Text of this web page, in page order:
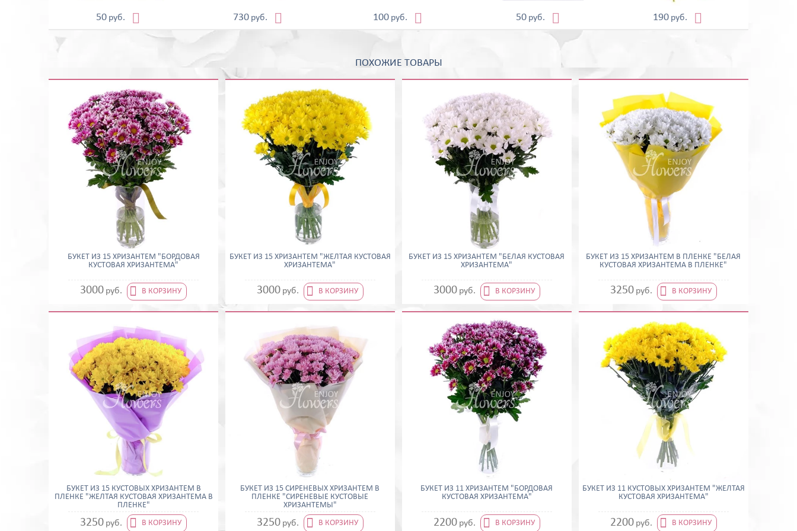
50 руб.  730 руб.  100 руб.  50 руб.  190 руб. 
ПОХОЖИЕ ТОВАРЫ
БУКЕТ ИЗ 15 ХРИЗАНТЕМ "БОРДОВАЯ
КУСТОВАЯ ХРИЗАНТЕМА"
3000 руб.  В КОРЗИНУ
БУКЕТ ИЗ 15 ХРИЗАНТЕМ "ЖЕЛТАЯ КУСТОВАЯ
ХРИЗАНТЕМА"
3000 руб.  В КОРЗИНУ
БУКЕТ ИЗ 15 ХРИЗАНТЕМ "БЕЛАЯ КУСТОВАЯ
ХРИЗАНТЕМА"
3000 руб.  В КОРЗИНУ
БУКЕТ ИЗ 15 ХРИЗАНТЕМ В ПЛЕНКЕ "БЕЛАЯ
КУСТОВАЯ ХРИЗАНТЕМА В ПЛЕНКЕ"
3250 руб.  В КОРЗИНУ
БУКЕТ ИЗ 15 КУСТОВЫХ ХРИЗАНТЕМ В
ПЛЕНКЕ "ЖЕЛТАЯ КУСТОВАЯ ХРИЗАНТЕМА В
ПЛЕНКЕ"
3250 руб.  В КОРЗИНУ
БУКЕТ ИЗ 15 СИРЕНЕВЫХ ХРИЗАНТЕМ В
ПЛЕНКЕ "СИРЕНЕВЫЕ КУСТОВЫЕ
ХРИЗАНТЕМЫ"
3250 руб.  В КОРЗИНУ
БУКЕТ ИЗ 11 ХРИЗАНТЕМ "БОРДОВАЯ
КУСТОВАЯ ХРИЗАНТЕМА"
2200 руб.  В КОРЗИНУ
БУКЕТ ИЗ 11 КУСТОВЫХ ХРИЗАНТЕМ "ЖЕЛТАЯ
КУСТОВАЯ ХРИЗАНТЕМА"
2200 руб.  В КОРЗИНУ